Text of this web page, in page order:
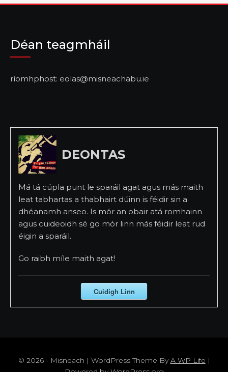
Déan teagmháil
ríomhphost: eolas@misneachabu.ie
DEONTAS
Má tá cúpla punt le sparáil agat agus más maith
leat tabhartas a thabhairt dúinn is féidir sin a
dhéanamh anseo. Is mór an obair atá romhainn
agus cuideoidh sé go mór linn más féidir leat rud
éigin a sparáil.
Go raibh míle maith agat!
Cuidigh Linn
© 2026 - Misneach | WordPress Theme ByA WP Life |